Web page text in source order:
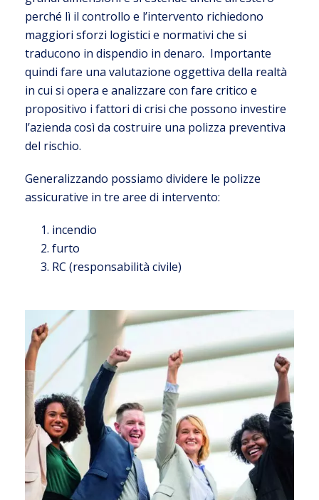
perché lì il controllo e l’intervento richiedono
maggiori sforzi logistici e normativi che si
traducono in dispendio in denaro. Importante
quindi fare una valutazione oggettiva della realtà
in cui si opera e analizzare con fare critico e
propositivo i fattori di crisi che possono investire
l’azienda così da costruire una polizza preventiva
del rischio.
Generalizzando possiamo dividere le polizze
assicurative in tre aree di intervento:
incendio
furto
RC (responsabilità civile)